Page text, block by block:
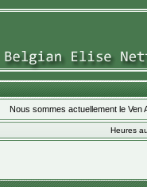
Nous sommes actuellement le Ven
Heures